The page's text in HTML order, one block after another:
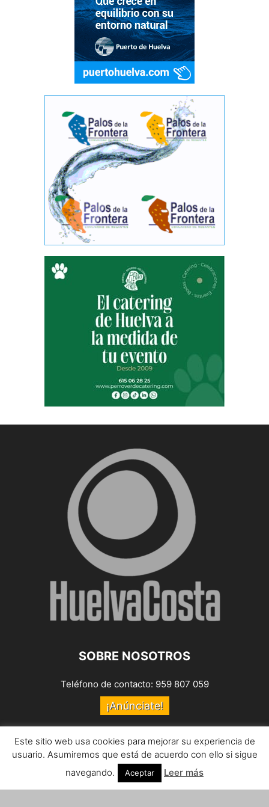
SOBRE NOSOTROS
Teléfono de contacto: 959 807 059
¡Anúnciate!
Envíanos tus notas de prensa a: prensa@huelvacosta.com
Contáctenos:info@huelvacosta.com
Este sitio web usa cookies para mejorar su experiencia de
usuario. Asumiremos que está de acuerdo con ello si sigue
navegando.
Aceptar Leer más